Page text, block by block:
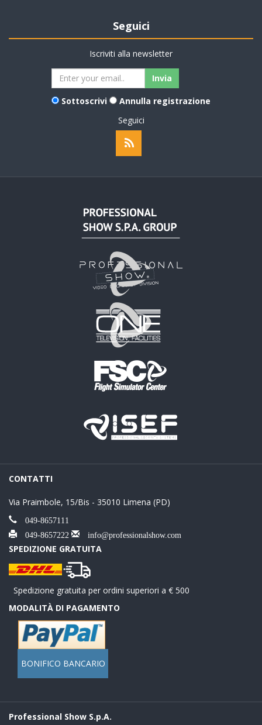
Seguici
Iscriviti alla newsletter
Sottoscrivi
Annulla registrazione
Seguici
CONTATTI
Via Praimbole, 15/Bis - 35010 Limena (PD)
049-8657111
049-8657222
info@professionalshow.com
SPEDIZIONE GRATUITA
Spedizione gratuita per ordini superiori a € 500
MODALITÀ DI PAGAMENTO
BONIFICO BANCARIO
Professional Show S.p.A.